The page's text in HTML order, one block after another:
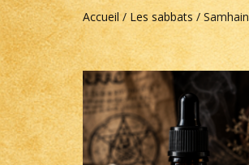
Accueil/ Les sabbats / Samhain